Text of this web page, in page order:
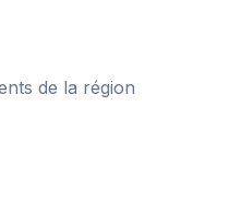
de la région